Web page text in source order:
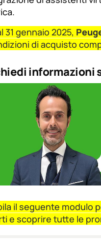
31 gennaio 2025,
di acquisto
informazioni
il seguente modulo
e scoprire tutte le